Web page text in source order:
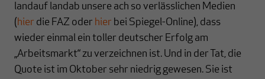
landauf landab unsere ach so verlässlichen Medien
(hier die FAZ oder hier bei Spiegel-Online), dass
wieder einmal ein toller deutscher Erfolg am
„Arbeitsmarkt“ zu verzeichnen ist. Und in der Tat, die
Quote ist im Oktober sehr niedrig gewesen. Sie ist